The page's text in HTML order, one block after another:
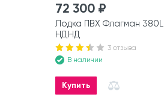
72 300 ₽
Лодка ПВХ Флагман 380L
НДНД
3 отзыва
В наличии
Купить